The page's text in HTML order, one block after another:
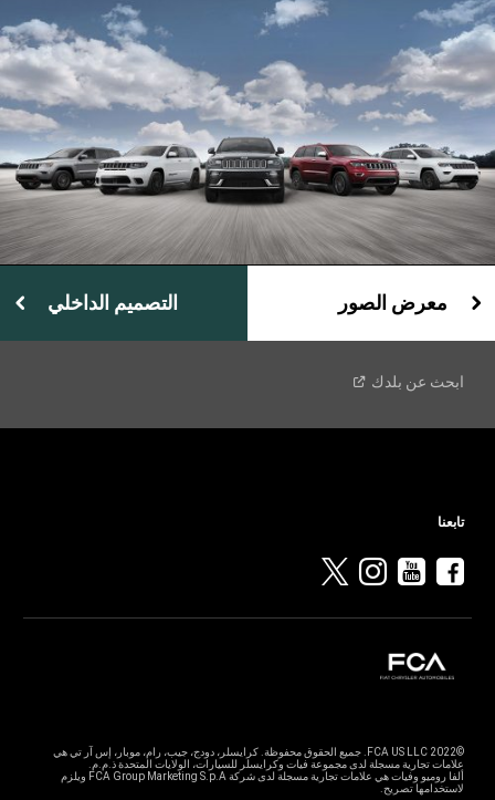
معرض الصور التصميم الداخلي
ابحث عن بلدك
تابعنا
©2022 FCA US LLC. جميع الحقوق محفوظة. كرايسلر، دودج، جيب، رام، موبار، إس آر تي هي
ألفا روميو وفيات هي علامات تجارية مسجلة لدى شركة FCA Group Marketing S.p.A ويلزم